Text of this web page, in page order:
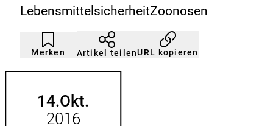
LebensmittelsicherheitZoonosen
Merken
Artikel
nicht
gemerkt
Durch
Klicken
der
Artikel teilenURL kopieren
14.Okt.
2016